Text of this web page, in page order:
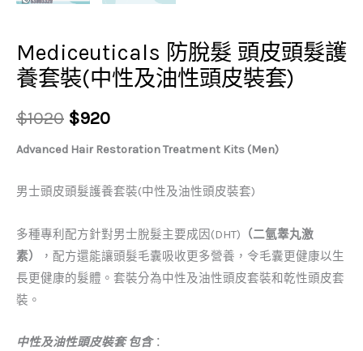
Mediceuticals 防脫髮 頭皮頭髮護
養套裝(中性及油性頭皮裝套)
$1020 $920
Advanced Hair Restoration Treatment Kits (Men)
男士頭皮頭髮護養套裝(中性及油性頭皮裝套)
多種專利配方針對男士脫髮主要成因(DHT) （二氫睾丸激
素）
，配方還能讓頭髮毛囊吸收更多營養，令毛囊更健康以生
長更健康的髮體。套裝分為中性及油性頭皮套裝和乾性頭皮套
裝。
中性及油性頭皮裝套 包含：
數
量